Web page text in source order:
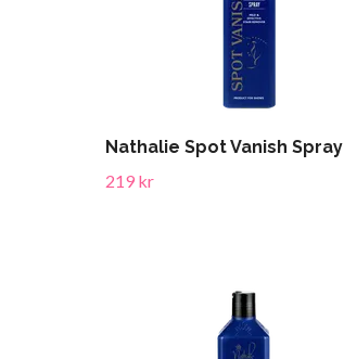
Nathalie Spot Vanish Spray
219 kr